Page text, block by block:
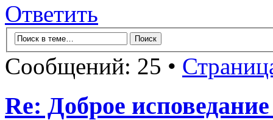
Ответить
Сообщений: 25 •
Re: Доброе